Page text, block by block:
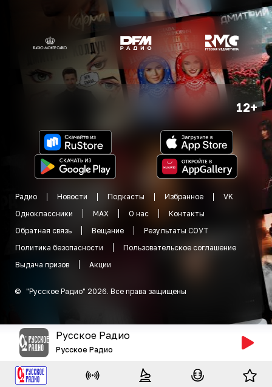
12+
Радио Новости Подкасты Избранное
VK
Одноклассники
MAX О нас
Контакты
Обратная связь
Вещание
Результаты СОУТ
Политика безопасности
Пользовательское соглашение
Выдача призов
Акции
© "Русское Радио" 2026. Все права защищены
Русское Радио
Русское Радио